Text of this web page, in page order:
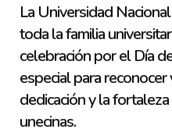
La Universidad
toda la familia
celebración por el Día
especial para
dedicación y la
unecinas.